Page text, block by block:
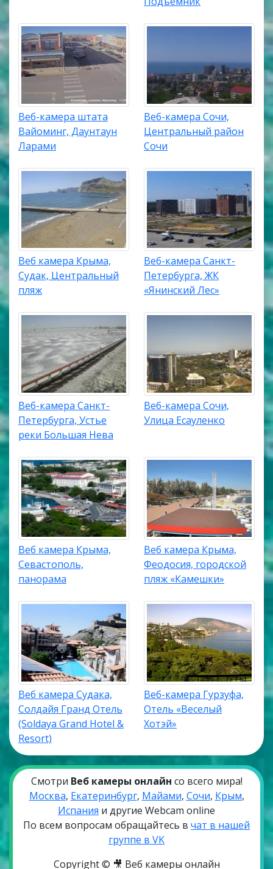
Веб-камера штата
Вайоминг, Даунтаун
Ларами
Веб-камера Сочи,
Центральный район
Сочи
Веб камера Крыма,
Судак, Центральный
пляж
Веб-камера Санкт-
Петербурга, ЖК
«Янинский Лес»
Веб-камера Санкт-
Петербурга, Устье
реки Большая Нева
Веб-камера Сочи,
Улица Есауленко
Веб камера Крыма,
Севастополь,
панорама
Веб камера Крыма,
Феодосия, городской
пляж «Камешки»
Веб камера Судака,
Солдайя Гранд Отель
(Soldaya Grand Hotel &
Resort)
Веб-камера Гурзуфа,
Отель «Веселый
Хотэй»
Смотри Веб камеры онлайн со всего мира!
Москва, Екатеринбург, Майами, Сочи, Крым,
Испания и другие Webcam online
По всем вопросам обращайтесь в чат в нашей
группе в VK
Copyright © 🎥 Веб камеры онлайн